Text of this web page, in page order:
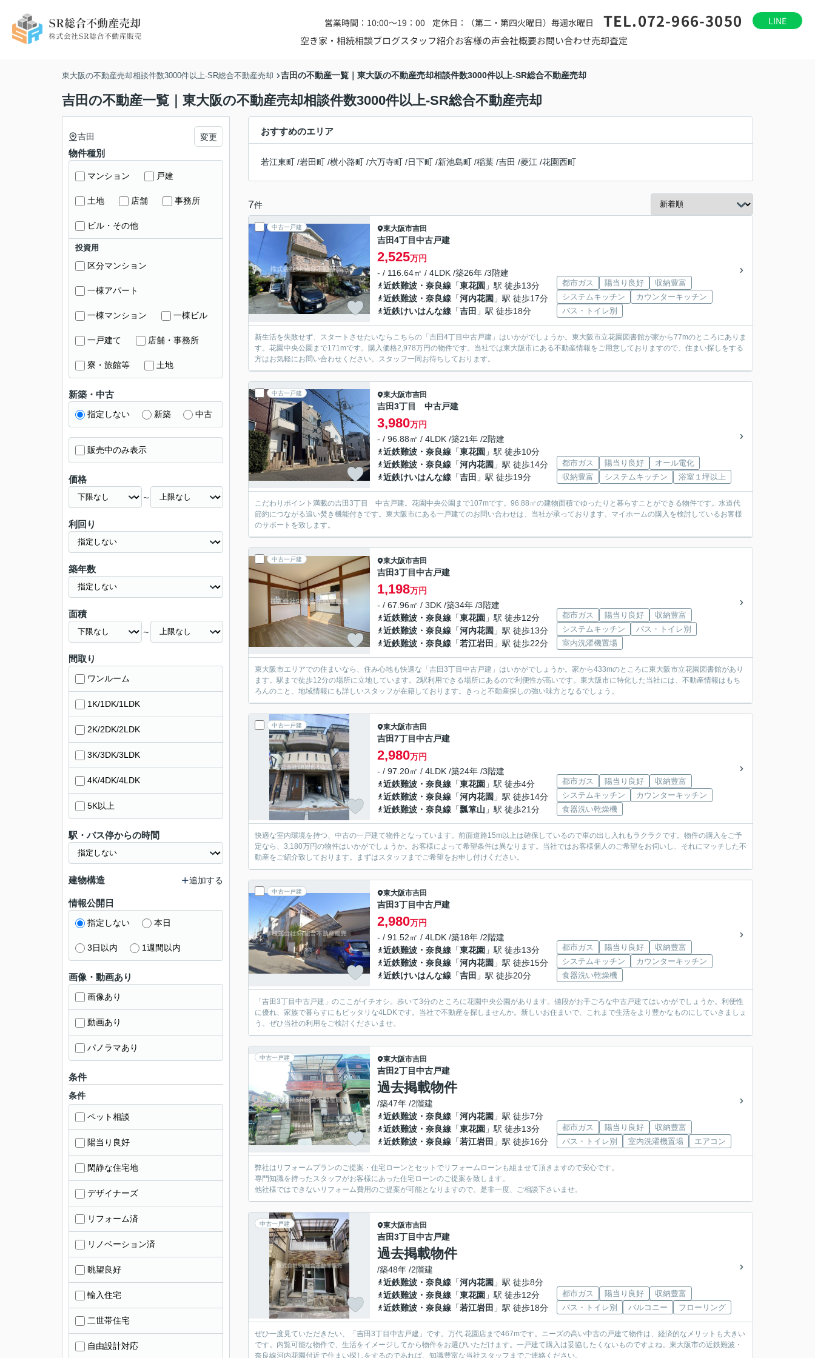
営業時間：10:00～19：00 定休日：（第二・第四火曜日）毎週水曜日 TEL.072-966-3050 LINE
空き家・相続相談ブログスタッフ紹介お客様の声会社概要お問い合わせ売却査定
東大阪の不動産売却相談件数3000件以上-SR総合不動産売却 吉田の不動産一覧｜東大阪の不動産売却相談件数3000件以上-SR総合不動産売却
吉田の不動産一覧｜東大阪の不動産売却相談件数3000件以上-SR総合不動産売却
おすすめのエリア
若江東町 /岩田町 /横小路町 /六万寺町 /日下町 /新池島町 /稲葉 /吉田 /菱江 /花園西町
7件
中古一戸建 東大阪市吉田
吉田4丁目中古戸建
2,525万円
- / 116.64㎡ / 4LDK /築26年 /3階建
近鉄難波・奈良線 「東花園 」駅 徒歩13分
近鉄難波・奈良線 「河内花園 」駅 徒歩17分
近鉄けいはんな線 「吉田 」駅 徒歩18分
都市ガス 陽当り良好
収納豊富
システムキッチン
カウンターキッチン
バス・トイレ別
新生活を失敗せず、スタートさせたいならこちらの「吉田4丁目中古戸建」はいかがでしょうか。東大阪市立花園図書館が家から77mのところにありま
す。花園中央公園まで171mです。購入価格2,978万円の物件です。当社では東大阪市にある不動産情報をご用意しておりますので、住まい探しをする
方はお気軽にお問い合わせください。スタッフ一同お待ちしております。
中古一戸建 東大阪市吉田
吉田3丁目 中古戸建
3,980万円
- / 96.88㎡ / 4LDK /築21年 /2階建
近鉄難波・奈良線 「東花園 」駅 徒歩10分
近鉄難波・奈良線 「河内花園 」駅 徒歩14分
近鉄けいはんな線 「吉田 」駅 徒歩19分
都市ガス 陽当り良好
オール電化
収納豊富
システムキッチン 浴室１坪以上
こだわりポイント満載の吉田3丁目 中古戸建。花園中央公園まで107mです。96.88㎡の建物面積でゆったりと暮らすことができる物件です。水道代
節約につながる追い焚き機能付きです。東大阪市にある一戸建てのお問い合わせは、当社が承っております。マイホームの購入を検討しているお客様
のサポートを致します。
中古一戸建 東大阪市吉田
吉田3丁目中古戸建
1,198万円
- / 67.96㎡ / 3DK /築34年 /3階建
近鉄難波・奈良線 「東花園 」駅 徒歩12分
近鉄難波・奈良線 「河内花園 」駅 徒歩13分
近鉄難波・奈良線 「若江岩田 」駅 徒歩22分
都市ガス 陽当り良好
収納豊富
システムキッチン
バス・トイレ別
室内洗濯機置場
東大阪市エリアでの住まいなら、住み心地も快適な「吉田3丁目中古戸建」はいかがでしょうか。家から433mのところに東大阪市立花園図書館があり
ます。駅まで徒歩12分の場所に立地しています。2駅利用できる場所にあるので利便性が高いです。東大阪市に特化した当社には、不動産情報はもち
ろんのこと、地域情報にも詳しいスタッフが在籍しております。きっと不動産探しの強い味方となるでしょう。
中古一戸建 東大阪市吉田
吉田7丁目中古戸建
2,980万円
- / 97.20㎡ / 4LDK /築24年 /3階建
近鉄難波・奈良線 「東花園 」駅 徒歩4分
近鉄難波・奈良線 「河内花園 」駅 徒歩14分
近鉄難波・奈良線 「瓢箪山 」駅 徒歩21分
都市ガス 陽当り良好
収納豊富
システムキッチン
カウンターキッチン
食器洗い乾燥機
快適な室内環境を持つ、中古の一戸建て物件となっています。前面道路15m以上は確保しているので車の出し入れもラクラクです。物件の購入をご予
定なら、3,180万円の物件はいかがでしょうか。お客様によって希望条件は異なります。当社ではお客様個人のご希望をお伺いし、それにマッチした不
動産をご紹介致しております。まずはスタッフまでご希望をお申し付けください。
中古一戸建 東大阪市吉田
吉田3丁目中古戸建
2,980万円
- / 91.52㎡ / 4LDK /築18年 /2階建
近鉄難波・奈良線 「東花園 」駅 徒歩13分
近鉄難波・奈良線 「河内花園 」駅 徒歩15分
近鉄けいはんな線 「吉田 」駅 徒歩20分
都市ガス 陽当り良好
収納豊富
システムキッチン
カウンターキッチン
食器洗い乾燥機
「吉田3丁目中古戸建」のここがイチオシ。歩いて3分のところに花園中央公園があります。値段がお手ごろな中古戸建てはいかがでしょうか。利便性
に優れ、家族で暮らすにもピッタリな4LDKです。当社で不動産を探しませんか。新しいお住まいで、これまで生活をより豊かなものにしていきましょ
う。ぜひ当社の利用をご検討くださいませ。
中古一戸建 東大阪市吉田
吉田2丁目中古戸建
過去掲載物件
/築47年 /2階建
近鉄難波・奈良線 「河内花園 」駅 徒歩7分
近鉄難波・奈良線 「東花園 」駅 徒歩13分
近鉄難波・奈良線 「若江岩田 」駅 徒歩16分
都市ガス 陽当り良好
収納豊富
バス・トイレ別
室内洗濯機置場 エアコン
弊社はリフォームプランのご提案・住宅ローンとセットでリフォームローンも組ませて頂きますので安心です。
専門知識を持ったスタッフがお客様にあった住宅ローンのご提案を致します。
他社様ではできないリフォーム費用のご提案が可能となりますので、是非一度、ご相談下さいませ。
中古一戸建 東大阪市吉田
吉田3丁目中古戸建
過去掲載物件
/築48年 /2階建
近鉄難波・奈良線 「河内花園 」駅 徒歩8分
近鉄難波・奈良線 「東花園 」駅 徒歩12分
近鉄難波・奈良線 「若江岩田 」駅 徒歩18分
都市ガス 陽当り良好
収納豊富
バス・トイレ別
バルコニー フローリング
ぜひ一度見ていただきたい、「吉田3丁目中古戸建」です。万代 花園店まで467mです。ニーズの高い中古の戸建て物件は、経済的なメリットも大きい
です。内覧可能な物件で、生活をイメージしてから物件をお選びいただけます。一戸建て購入は妥協したくないものですよね。東大阪市の近鉄難波・
奈良線河内花園付近で住まい探しをするのであれば、知識豊富な当社スタッフまでご連絡ください。
吉田 変更
物件種別
マンション 戸建
土地 店舗 事務所
ビル・その他
投資用
区分マンション
一棟アパート
一棟マンション 一棟ビル
一戸建て 店舗・事務所
寮・旅館等 土地
新築・中古
指定しない 新築 中古
販売中のみ表示
価格
～
利回り
築年数
面積
～
間取り
ワンルーム
1K/1DK/1LDK
2K/2DK/2LDK
3K/3DK/3LDK
4K/4DK/4LDK
5K以上
駅・バス停からの時間
建物構造 追加する
情報公開日
指定しない 本日
3日以内 1週間以内
画像・動画あり
画像あり
動画あり
パノラマあり
条件
条件
ペット相談
陽当り良好
閑静な住宅地
デザイナーズ
リフォーム済
リノベーション済
眺望良好
輸入住宅
二世帯住宅
自由設計対応